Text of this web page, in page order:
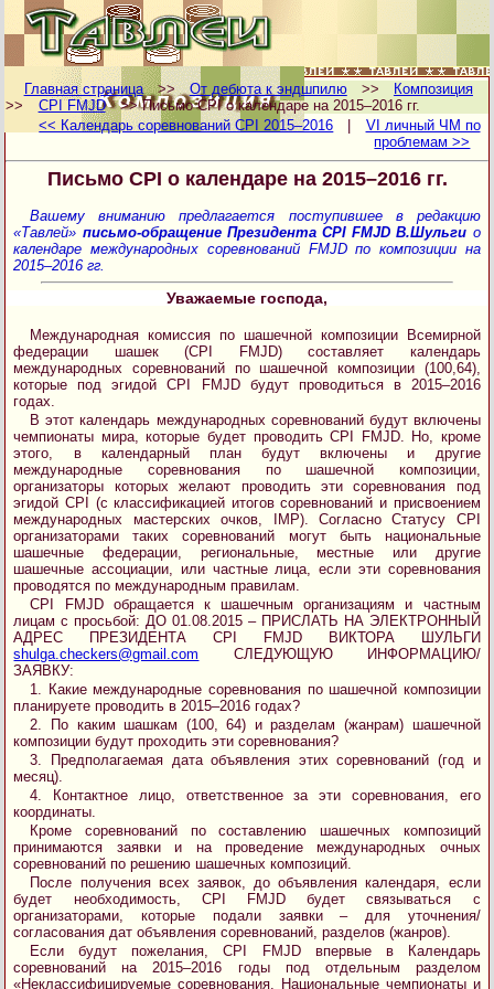
Главная страница >> От дебюта к эндшпилю >>
Композиция
>>
CPI FMJD
>> Письмо CPI о календаре на 2015–2016 гг.
<< Календарь соревнований CPI 2015–2016
VI личный ЧМ по
проблемам >>
Письмо CPI о календаре на 2015–2016 гг.
Вашему вниманию предлагается поступившее в редакцию
«Тавлей» письмо-обращение Президента CPI FMJD В.Шульги о
календаре международных соревнований FMJD по композиции на
2015–2016 гг.
Уважаемые господа,
Международная комиссия по шашечной композиции Всемирной
федерации шашек (CPI FMJD) составляет календарь
международных соревнований по шашечной композиции (100,64),
которые под эгидой CPI FMJD будут проводиться в 2015–2016
годах.
В этот календарь международных соревнований будут включены
чемпионаты мира, которые будет проводить CPI FMJD. Но, кроме
этого, в календарный план будут включены и другие
международные соревнования по шашечной композиции,
организаторы которых желают проводить эти соревнования под
эгидой CPI (с классификацией итогов соревнований и присвоением
международных мастерских очков, IMP). Согласно Статусу СРI
организаторами таких соревнований могут быть национальные
шашечные федерации, региональные, местные или другие
шашечные ассоциации, или частные лица, если эти соревнования
проводятся по международным правилам.
CPI FMJD обращается к шашечным организациям и частным
лицам с просьбой: ДО 01.08.2015 – ПРИСЛАТЬ НА ЭЛЕКТРОННЫЙ
АДРЕС ПРЕЗИДЕНТА CPI FMJD ВИКТОРА ШУЛЬГИ
shulga.checkers@gmail.com СЛЕДУЮЩУЮ ИНФОРМАЦИЮ/
ЗАЯВКУ:
1. Какие международные соревнования по шашечной композиции
планируете проводить в 2015–2016 годах?
2. По каким шашкам (100, 64) и разделам (жанрам) шашечной
композиции будут проходить эти соревнования?
3. Предполагаемая дата объявления этих соревнований (год и
месяц).
4. Контактное лицо, ответственное за эти соревнования, его
координаты.
Кроме соревнований по составлению шашечных композиций
принимаются заявки и на проведение международных очных
соревнований по решению шашечных композиций.
После получения всех заявок, до объявления календаря, если
будет необходимость, CPI FMJD будет связываться с
организаторами, которые подали заявки – для уточнения/
согласования дат объявления соревнований, разделов (жанров).
Если будут пожелания, CPI FMJD впервые в Календарь
соревнований на 2015–2016 годы под отдельным разделом
«Неклассифицируемые соревнования. Национальные чемпионаты и